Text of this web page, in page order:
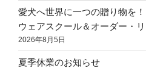
愛犬へ世界に一つの贈り物を
ウェアスクール＆オーダー・
2026年8月5日
夏季休業のお知らせ